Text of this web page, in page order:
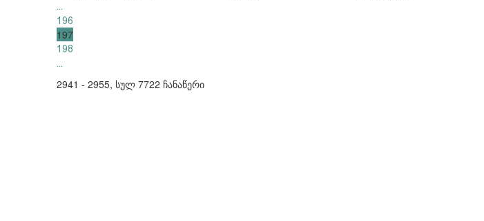
196
197
198
2941 - 2955, სულ 7722 ჩანაწერი